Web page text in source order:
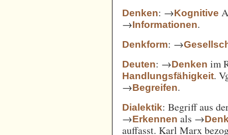
Denken: →Kognitive
→Informationen.
Denkform: →
Deuten: →Denken im
Handlungsfähigkeit.
→Begreifen.
Dialektik: Begriff aus
→Erkennen als →
auffasst. Karl Marx